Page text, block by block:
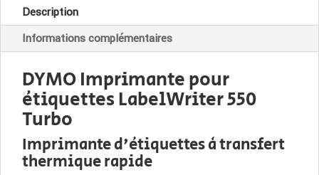
Description
Informations complémentaires
DYMO Imprimante pour
étiquettes LabelWriter 550
Turbo
Imprimante d'étiquettes à transfert
thermique rapide